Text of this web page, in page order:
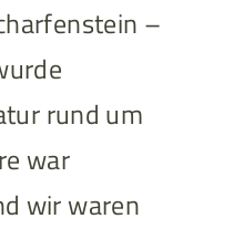
–
rund um
war
wir waren